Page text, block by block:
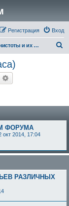
Вход
Регистрация
Нечистоты и их удаление (наджаса)
Поиск
ФОРУМА
окт 2014, 17:04
РАЗЛИЧНЫХ